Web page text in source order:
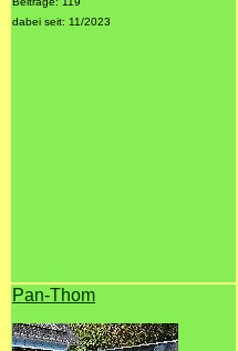
dabei seit: 11/2023
Pan-Thom